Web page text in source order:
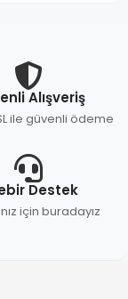
Alışveriş
ile güvenli ödeme
Destek
için buradayız